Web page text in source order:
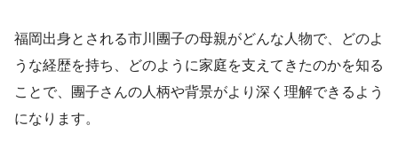
福岡出身とされる市川團子の母親がどんな人物で、どのよ
うな経歴を持ち、どのように家庭を支えてきたのかを知る
ことで、團子さんの人柄や背景がより深く理解できるよう
になります。